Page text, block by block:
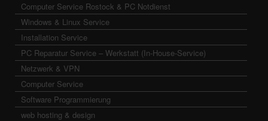
Computer Service Rostock & PC Notdienst
Windows & Linux Service
Installation Service
PC Reparatur Service – Werkstatt (In-House-Service)
Netzwerk & VPN
Computer Service
Software Programmierung
web hosting & design